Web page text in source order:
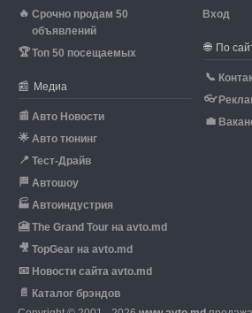
🔥 Срочно продам 50
объявлений
🏆Топ 50 посещаемых
📰 Медиа
📰 Авто Новости
🌟 Авто тюнинг
📍 Тест-Драйв
🏁 Автошоу
🏭 Автоиндустрия
🎦 The Grand Tour на avto.md
🎥 TopGear на avto.md
📧 Новости сайта avto.md
📄 Каталог брэндов
Вход
🌐 По
📞
👓
💼